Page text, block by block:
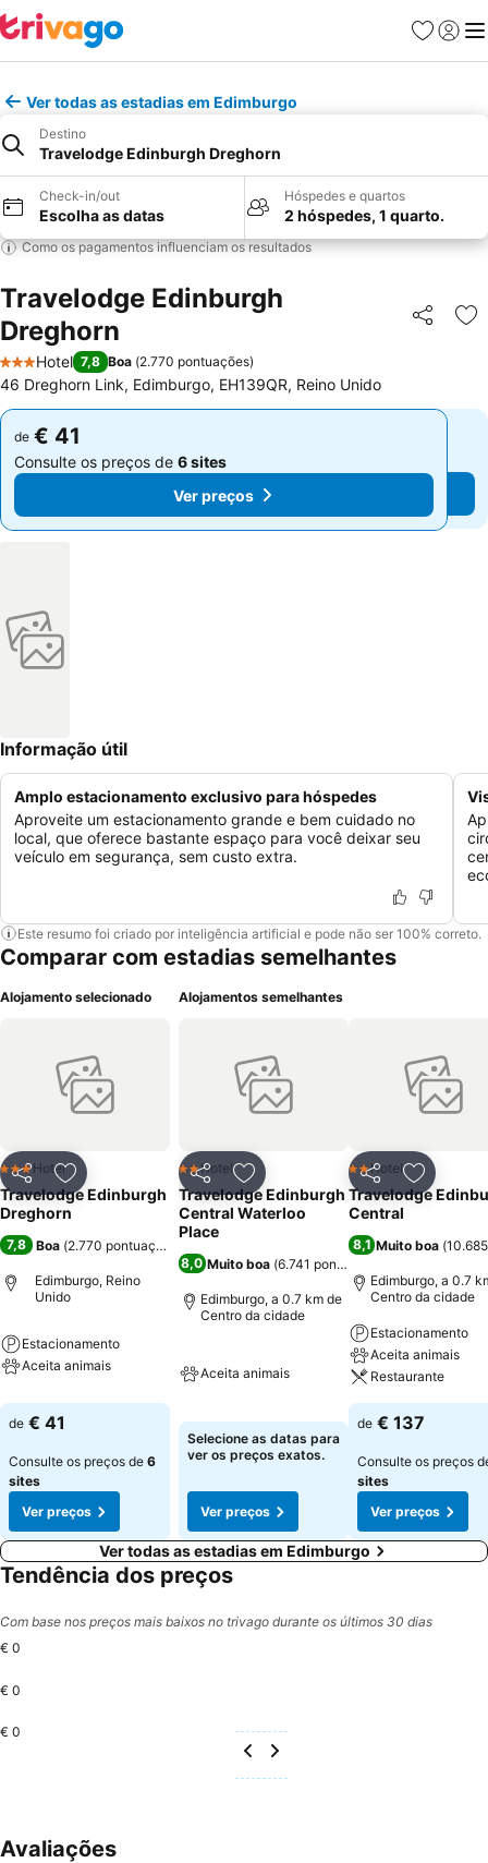
Favoritos
Iniciar
Ver todas as estadias em Edimburgo
Destino
Travelodge Edinburgh Dreghorn
Check-in/out
Escolha as datas
Hóspedes e quartos
2 hóspedes, 1 quarto.
Como os pagamentos influenciam os resultados
Travelodge Edinburgh
Dreghorn
Partilhar
3 Estrelas
Hotel 7,8 Boa (2.770 pontuações)
46 Dreghorn Link, Edimburgo, EH139QR, Reino Unido
de € 41
Consulte os preços de 6 sites
Ver preços
de € 41
Consulte os preços de 6 sites
Ver preços
Informação útil
Amplo estacionamento exclusivo para hóspedes
Aproveite um estacionamento grande e bem cuidado no
local, que oferece bastante espaço para você deixar seu
veículo em segurança, sem custo extra.
Este resumo foi criado por inteligência artificial e pode não ser 100% correto.
Comparar com estadias semelhantes
Alojamento selecionado
PartilharAdicionar aos favoritos
3 Estrelas
Hotel
Travelodge Edinburgh
Dreghorn
7,8 Boa (2.770 pontuações
Edimburgo, Reino
Unido
Estacionamento
Aceita animais
de € 41
Consulte os preços de 6
sites
Ver preços
Alojamentos semelhantes
PartilharAdicionar aos favoritos
2 Estrelas
Hotel
Travelodge Edinburgh
Central Waterloo
Place
8,0 Muito boa (6.741 pontuações
Edimburgo, a 0.7 km de
Centro da cidade
Aceita animais
Selecione as datas para
ver os preços exatos.
Ver preços
Partilhar
2 Estrelas
Hotel
Travelodge
Central
8,1 Muito boa (
Edimburgo, a 0.7
Centro da cidade
Estacionamento
Aceita animais
Restaurante
de € 137
Consulte os preços
sites
Ver preços
Ver todas as estadias em Edimburgo
Tendência dos preços
Com base nos preços mais baixos no trivago durante os últimos 30 dias
€ 0
€ 0
€ 0
Avaliações